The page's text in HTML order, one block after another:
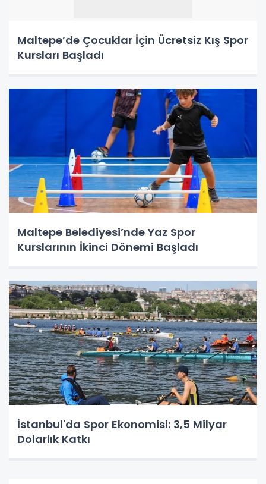
Maltepe’de Çocuklar İçin Ücretsiz Kış Spor
Kursları Başladı
Maltepe Belediyesi’nde Yaz Spor
Kurslarının İkinci Dönemi Başladı
İstanbul'da Spor Ekonomisi: 3,5 Milyar
Dolarlık Katkı